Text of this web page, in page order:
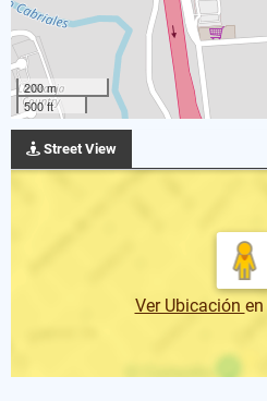
200 m
500 ft
Street View
Ver Ubicación en